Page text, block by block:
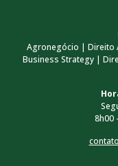
Agronegócio | Direito
Business Strategy |
8h00